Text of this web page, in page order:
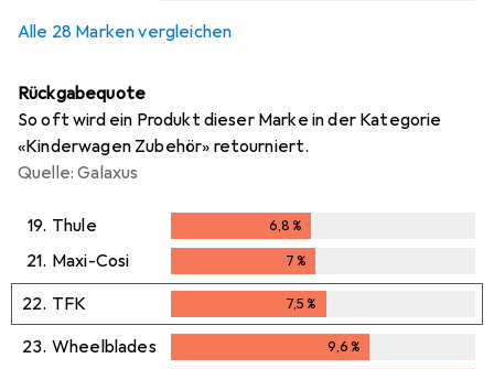
Alle 28 Marken vergleichen
Rückgabequote
So oft wird ein Produkt dieser Marke in der Kategorie
«Kinderwagen Zubehör» retourniert.
Quelle: Galaxus
19. Thule 6,8%
21. Maxi-Cosi 7%
22. TFK 7,5%
23. Wheelblades 9,6%